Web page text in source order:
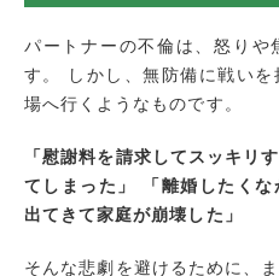
パートナーの不倫は、怒りや
す。 しかし、無防備に戦い
場へ行くようなものです。
「慰謝料を請求してスッキリ
てしまった」
「離婚したく
出てきて家庭が崩壊した」
そんな悲劇を避けるために、